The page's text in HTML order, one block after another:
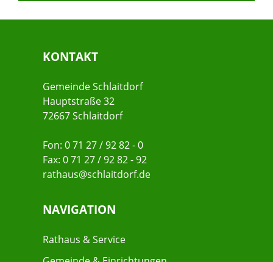
KONTAKT
Gemeinde Schlaitdorf
Hauptstraße 32
72667 Schlaitdorf
Fon: 0 71 27 / 92 82 - 0
Fax: 0 71 27 / 92 82 - 92
rathaus@schlaitdorf.de
NAVIGATION
Rathaus & Service